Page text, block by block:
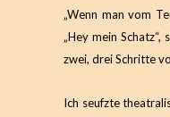
„Wenn man vom
„Hey mein
zwei, drei Schritte
Ich seufzte